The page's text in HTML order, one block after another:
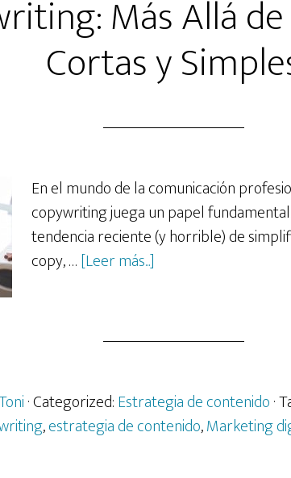
Más Allá
Cortas y
En el mundo de la comunicación
copywriting juega un papel
tendencia reciente (y horrible) de
copy, …[Leer más...]
las
Frases
· Categorized:Estrategia de contenido·
,estrategia de contenido,Marketing